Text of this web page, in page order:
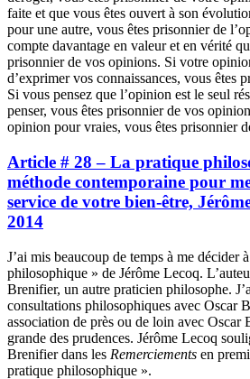
faite et que vous êtes ouvert à son
pour une autre, vous êtes prisonnier de
compte davantage en valeur et en vérité
prisonnier de vos opinions. Si votre
d’exprimer vos connaissances, vous êtes
Si vous pensez que l’opinion est le seul
penser, vous êtes prisonnier de vos
opinion pour vraies, vous êtes prisonnier
Article # 28 – La pratique
méthode contemporaine pour
service de votre bien-être,
2014
J’ai mis beaucoup de temps à me décider
philosophique » de Jérôme Lecoq.
Brenifier, un autre praticien philosophe.
consultations philosophiques avec Oscar
association de près ou de loin avec Oscar
grande des prudences. Jérôme Lecoq
Brenifier dans les Remerciements en
pratique philosophique ».